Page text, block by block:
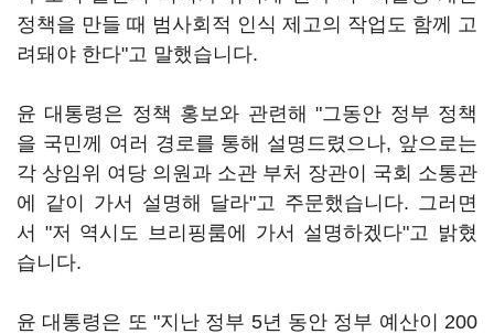
정책을 만들 때 범사회적 인식 제고의 작업도 함께 고
려돼야 한다"고 말했습니다.
윤 대통령은 정책 홍보와 관련해 "그동안 정부 정책
을 국민께 여러 경로를 통해 설명드렸으나, 앞으로는
각 상임위 여당 의원과 소관 부처 장관이 국회 소통관
에 같이 가서 설명해 달라"고 주문했습니다. 그러면
서 "저 역시도 브리핑룸에 가서 설명하겠다"고 밝혔
습니다.
윤 대통령은 또 "지난 정부 5년 동안 정부 예산이 200